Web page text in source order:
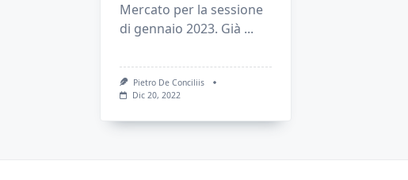
Mercato per la sessione
di gennaio 2023. Già ...
Pietro De Conciliis
Dic 20, 2022